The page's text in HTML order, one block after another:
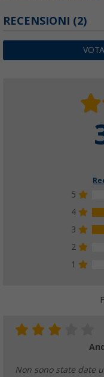
RECENSIONI (2)
5
4
3
2
1
Non sono state date